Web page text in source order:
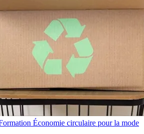
Économie circulaire pour la mode